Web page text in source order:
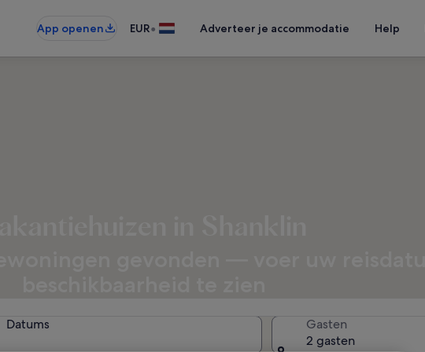
App openen
EUR• Adverteer je accommodatie Help
Datums
Gasten
2 gasten